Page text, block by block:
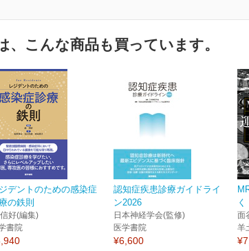
、こんな商品も買っています。
デントのための感染症
の鉄則
好(編集)
書院
認知症疾患診療ガイドライ
ン2026
日本神経学会(監修)
医学書院
¥6,600
面
羊